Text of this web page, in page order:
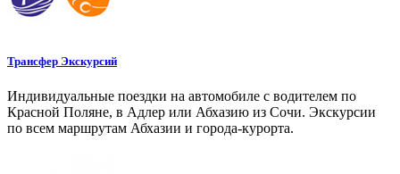
Трансфер Экскурсий
Индивидуальные поездки на автомобиле с водителем по
Красной Поляне, в Адлер или Абхазию из Сочи. Экскурсии
по всем маршрутам Абхазии и города-курорта.